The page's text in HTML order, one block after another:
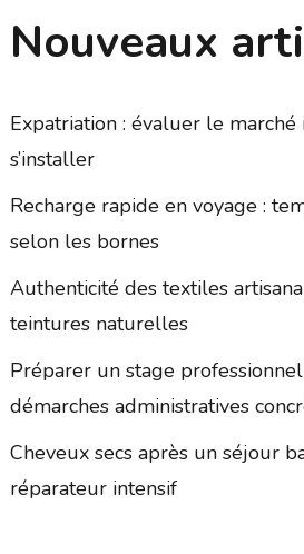
Nouveaux
Expatriation : évaluer le
s’installer
Recharge rapide en voyage :
selon les bornes
Authenticité des textiles
teintures naturelles
Préparer un stage professionnel
démarches administratives
Cheveux secs après un séjour
réparateur intensif